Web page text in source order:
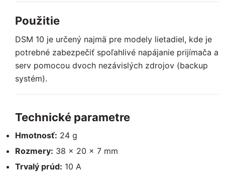
Použitie
DSM 10 je určený najmä pre modely lietadiel, kde je
potrebné zabezpečiť spoľahlivé napájanie prijímača a
serv pomocou dvoch nezávislých zdrojov (backup
systém).
Technické parametre
Hmotnosť: 24 g
Rozmery: 38 × 20 × 7 mm
Trvalý prúd: 10 A